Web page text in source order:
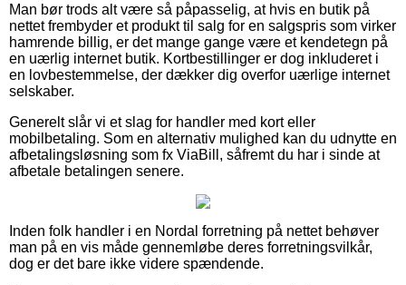
Man bør trods alt være så påpasselig, at hvis en butik på
nettet frembyder et produkt til salg for en salgspris som virker
hamrende billig, er det mange gange være et kendetegn på
en uærlig internet butik. Kortbestillinger er dog inkluderet i
en lovbestemmelse, der dækker dig overfor uærlige internet
selskaber.
Generelt slår vi et slag for handler med kort eller
mobilbetaling. Som en alternativ mulighed kan du udnytte en
afbetalingsløsning som fx ViaBill, såfremt du har i sinde at
afbetale betalingen senere.
Inden folk handler i en Nordal forretning på nettet behøver
man på en vis måde gennemløbe deres forretningsvilkår,
dog er det bare ikke videre spændende.